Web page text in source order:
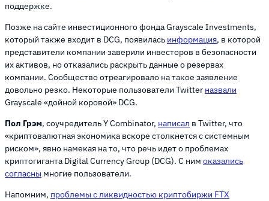
поддержке.
Позже на сайте инвестиционного фонда Grayscale Investments,
который также входит в DCG, появилась информация, в которой
представители компании заверили инвесторов в безопасности
их активов, но отказались раскрыть данные о резервах
компании. Сообщество отреагировало на такое заявление
довольно резко. Некоторые пользователи Twitter назвали
Grayscale «дойной коровой» DCG.
Пол Грэм, соучредитель Y Combinator, написал в Twitter, что
«криптовалютная экономика вскоре столкнется с системным
риском», явно намекая на то, что речь идет о проблемах
криптогиганта Digital Currency Group (DCG). С ним оказались
согласны многие пользователи.
Напомним, проблемы с ликвидностью криптобиржи FTX